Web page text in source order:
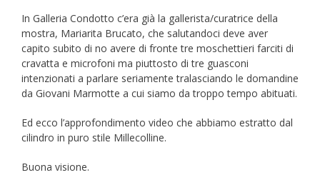
In Galleria Condotto c’era già la gallerista/curatrice della
mostra, Mariarita Brucato, che salutandoci deve aver
capito subito di no avere di fronte tre moschettieri farciti di
cravatta e microfoni ma piuttosto di tre guasconi
intenzionati a parlare seriamente tralasciando le domandine
da Giovani Marmotte a cui siamo da troppo tempo abituati.
Ed ecco l’approfondimento video che abbiamo estratto dal
cilindro in puro stile Millecolline.
Buona visione.